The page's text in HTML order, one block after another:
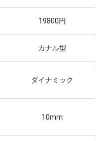
19800円
カナル型
ダイナミック
10mm